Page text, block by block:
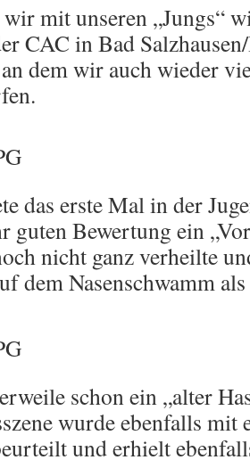
mit unseren „Jungs“
CAC in Bad
dem wir auch wieder
das erste Mal in der
guten Bewertung ein
nicht ganz verheilte
dem Nasenschwamm
schon ein „alter
wurde ebenfalls mit
und erhielt